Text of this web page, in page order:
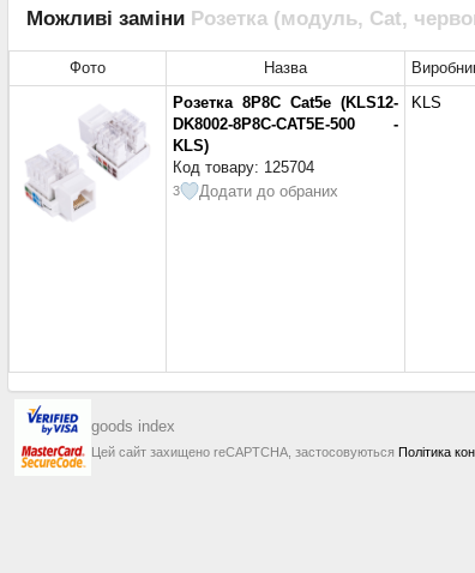
Можливі заміни Розетка (модуль, Cat,
Фото Назва
Розетка 8P8C Cat5e (KLS12-
DK8002-8P8C-CAT5E-500 -
KLS)
Код товару: 125704
3 Додати до обраних
KLS
goods index
Цей сайт захищено reCAPTCHA, застосовуються Політика